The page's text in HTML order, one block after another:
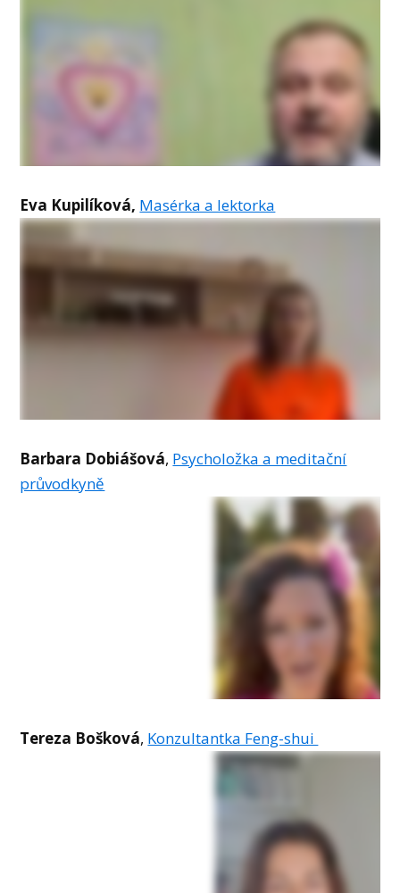
Eva Kupilíková, Masérka a lektorka
Barbara Dobiášová, Psycholožka a meditační
průvodkyně
Tereza Bošková, Konzultantka Feng-shui